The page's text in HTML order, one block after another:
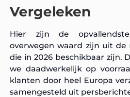
Vergeleken
Hier zijn de
overwegen waard zijn uit de
die in 2026 beschikbaar zijn.
we daadwerkelijk op
klanten door heel Europa
samengesteld uit